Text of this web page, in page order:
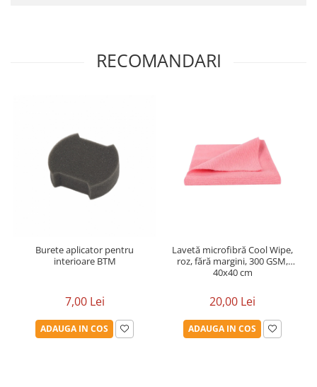
RECOMANDARI
Burete aplicator pentru
interioare BTM
7,00 Lei
ADAUGA IN COS
Lavetă microfibră Cool Wipe,
roz, fără margini, 300 GSM,
40x40 cm
20,00 Lei
ADAUGA IN COS